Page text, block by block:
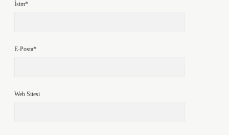
İsim*
E-Posta*
Web Sitesi